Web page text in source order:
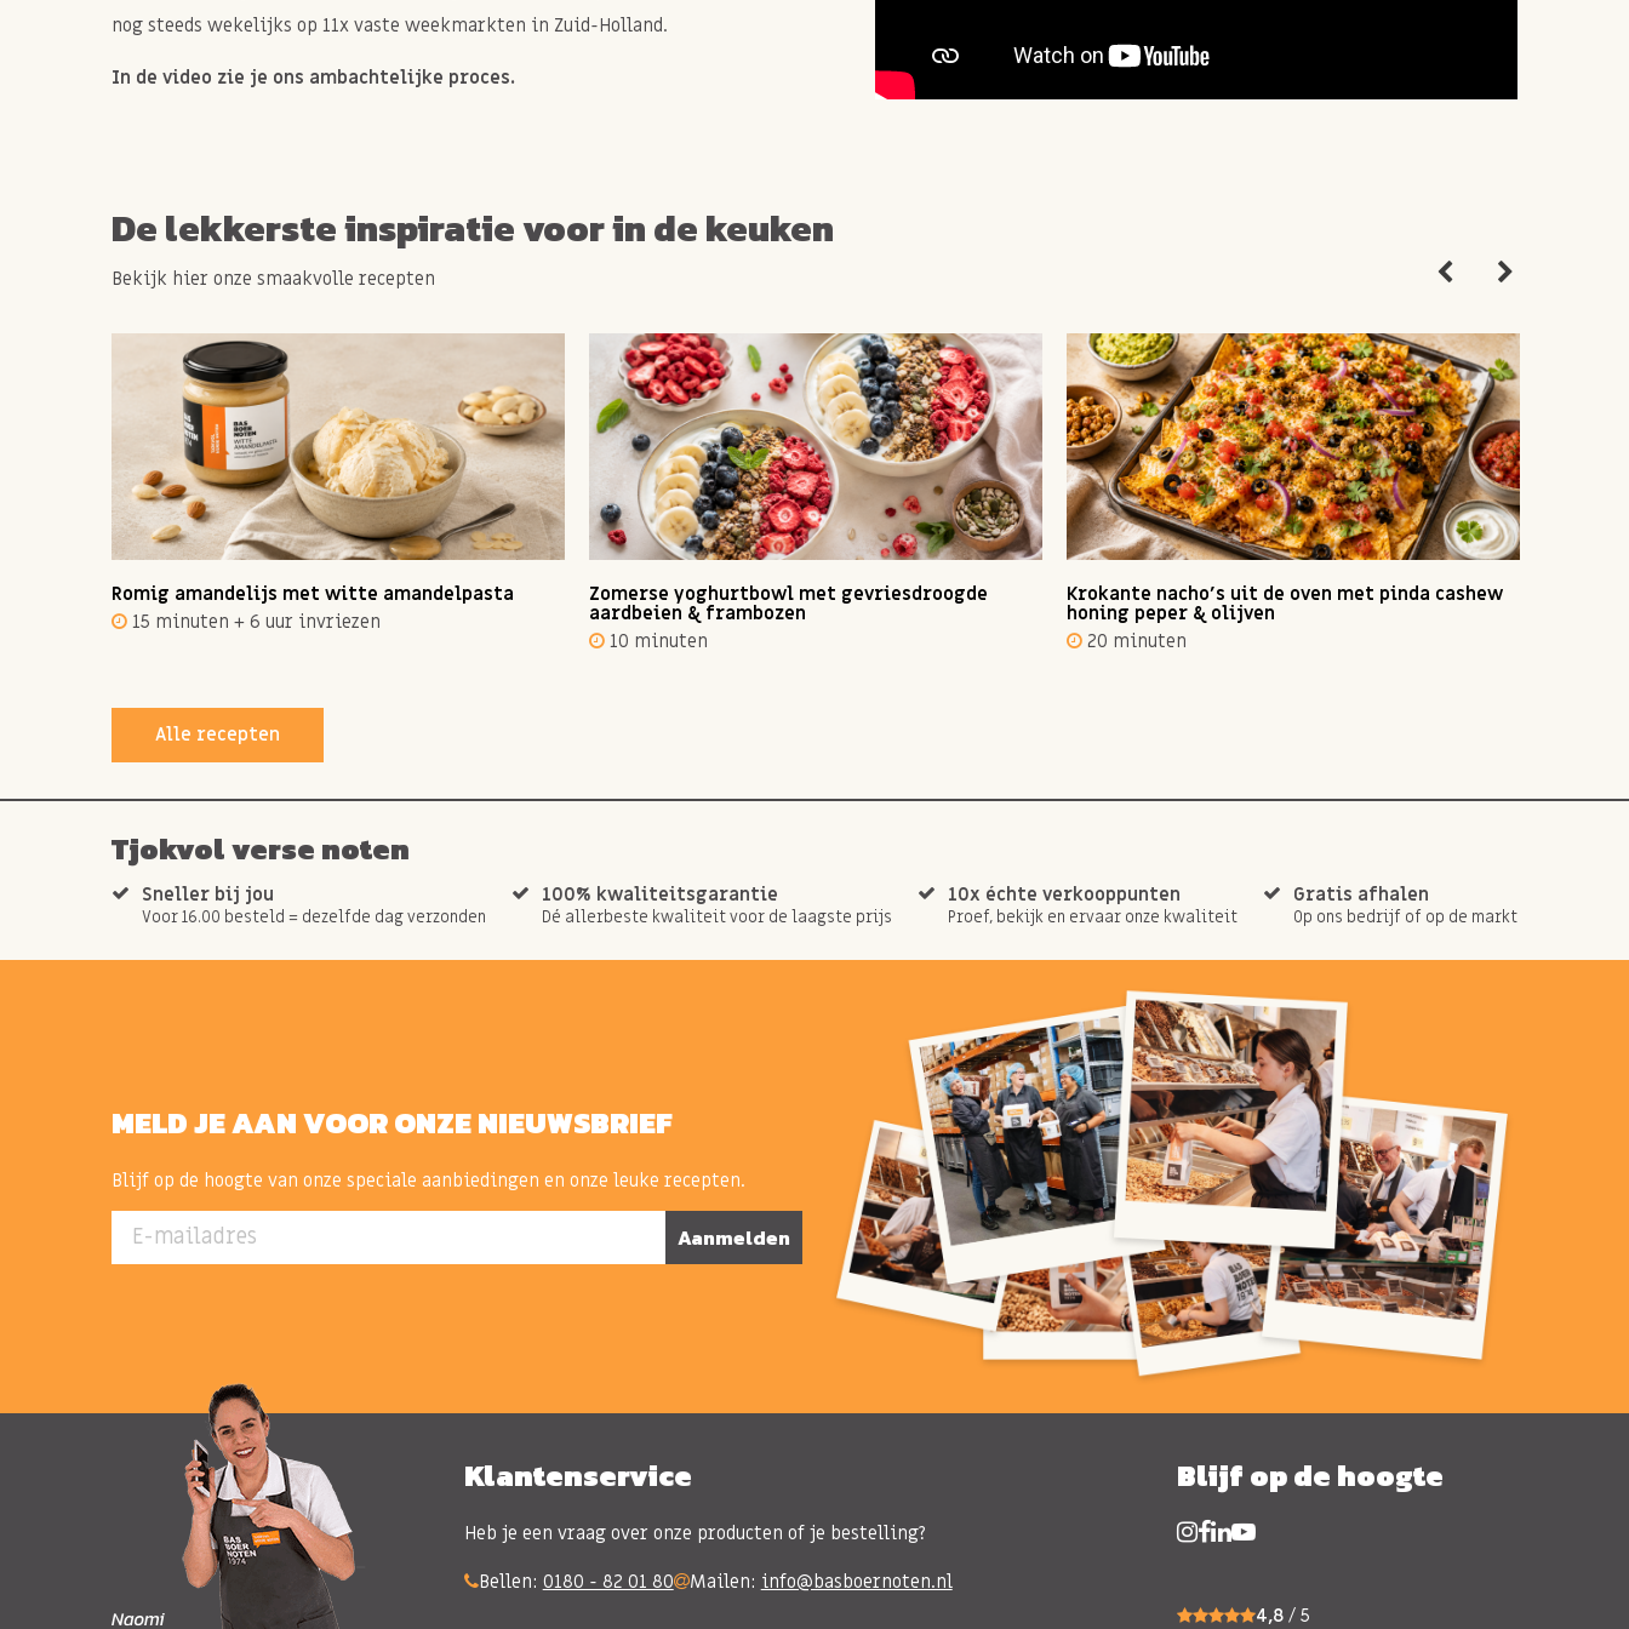
Allergie informatie
Bevat MELK, NOTEN, SOJA.
nog steeds wekelijks op 11x vaste weekmarkten in Zuid-Holland.
In de video zie je ons ambachtelijke proces.
De lekkerste inspiratie voor in de keuken
Bekijk hier onze smaakvolle recepten
Romig amandelijs met witte amandelpasta
15 minuten + 6 uur invriezen
Zomerse yoghurtbowl met gevriesdroogde
aardbeien & frambozen
10 minuten
Krokante nacho's uit de oven met pinda cashew
honing peper & olijven
20 minuten
Alle recepten
Tjokvol verse noten
Sneller bij jou
Voor 16.00 besteld = dezelfde dag verzonden
100% kwaliteitsgarantie
Dé allerbeste kwaliteit voor de laagste prijs
10x échte verkooppunten
Proef, bekijk en ervaar onze kwaliteit
Gratis afhalen
Op ons bedrijf of op de markt
MELD JE AAN VOOR ONZE NIEUWSBRIEF
Blijf op de hoogte van onze speciale aanbiedingen en onze leuke recepten.
E-mailadres Aanmelden
Klantenservice
Heb je een vraag over onze producten of je bestelling?
Bellen: 0180 - 82 01 80 Mailen: info@basboernoten.nl
Blijf op de hoogte
4,8 / 5